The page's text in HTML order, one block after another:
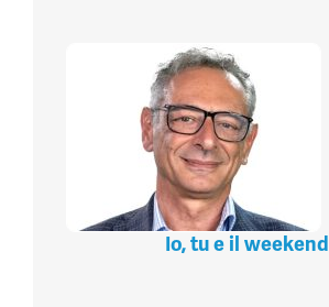
Io, tu e il weekend